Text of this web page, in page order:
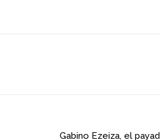
Gabino Ezeiza, el